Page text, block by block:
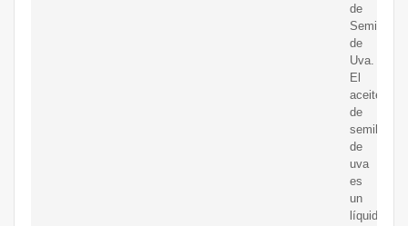
de
Semilla
de
Uva.
El
aceite
de
semilla
de
uva
es
un
líquido